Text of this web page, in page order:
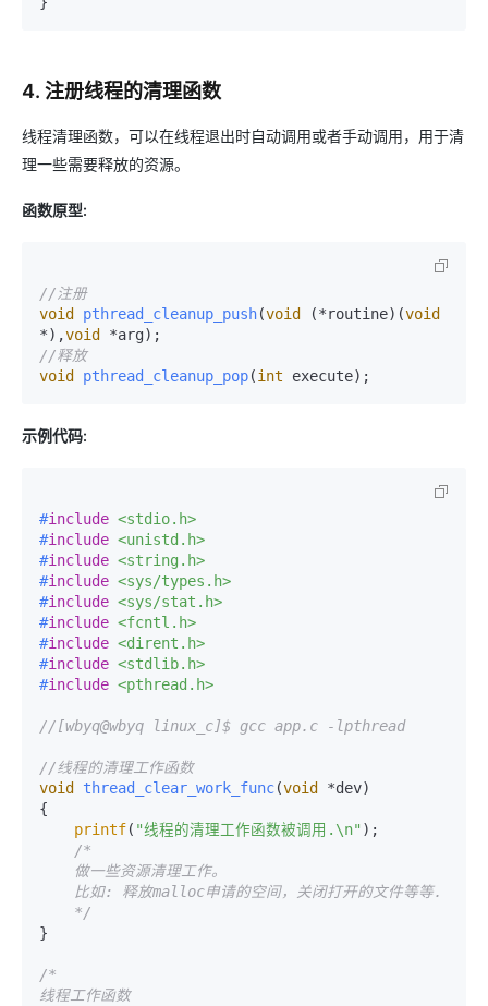
4. 注册线程的清理函数
线程清理函数，可以在线程退出时自动调用或者手动调用，用于清
理一些需要释放的资源。
函数原型:
//注册
void
pthread_cleanup_push(void (*routine)(void
*),void *arg)
//释放
void
pthread_cleanup_pop(int execute) ;
示例代码:
#include <stdio.h>
#include <unistd.h>
#include <string.h>
#include <sys/types.h>
#include <sys/stat.h>
#include <fcntl.h>
#include <dirent.h>
#include <stdlib.h>
#include <pthread.h>
//[wbyq@wbyq linux_c]$ gcc app.c -lpthread
//线程的清理工作函数
void
thread_clear_work_func(void
*dev)
{
printf( "线程的清理工作函数被调用.\n" );
/*
    */
}
/*
线程工作函数